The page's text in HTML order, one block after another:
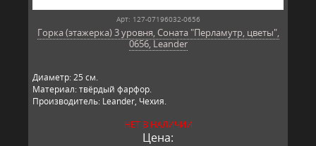
Арт: 127-07196032-0656
Горка (этажерка) 3 уровня, Соната "Перламутр, цветы",
0656, Leander
Диаметр: 25 см.
Материал: твёрдый фарфор.
Производитель: Leander, Чехия.
НЕТ В НАЛИЧИИ
Цена: